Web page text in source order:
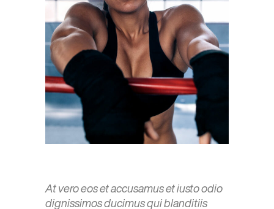
At vero eos et accusamus et iusto odio
dignissimos ducimus qui blanditiis